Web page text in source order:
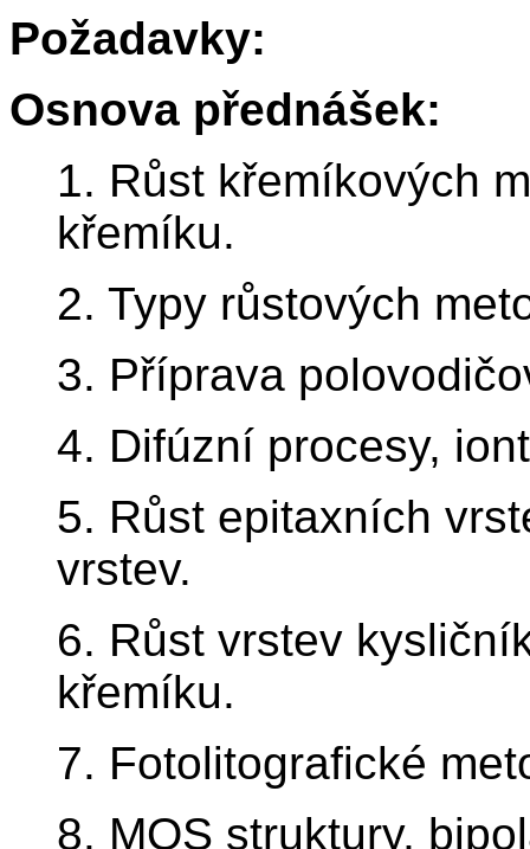
Požadavky:
Osnova přednášek:
1. Růst křemíkových
křemíku.
2. Typy růstových
3. Příprava
4. Difúzní procesy,
5. Růst epitaxních
vrstev.
6. Růst vrstev
křemíku.
7. Fotolitografické
8. MOS struktury,